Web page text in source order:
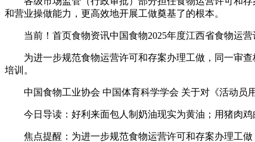
和营业操做能力，更高效地开展工做奠基了的根本。
当前！首页食物资讯中国食物2025年度江西省食物运营
为进一步规范食物运营许可和存案办理工做，同一审查
培训。
中国食物工业协会 中国体育科学学会 关于对《活动员
今日导读：好利来面包人制奶油现实为黄油；用猪肉鸡
焦点提醒：为进一步规范食物运营许可和存案办理工做